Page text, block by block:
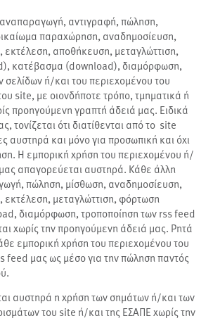
αντιγραφή, πώληση,
παραχώρηση, αναδημοσίευση,
εκτέλεση, αποθήκευση, μεταγλώττιση,
κατέβασμα (download), διαμόρφωση,
σελίδων ή/και του περιεχομένου του
site, με οιονδήποτε τρόπο, τμηματικά ή
προηγούμενη γραπτή άδειά μας. Ειδικά
τονίζεται ότι διατίθενται από το site
αυστηρά και μόνο για προσωπική και όχι
Η εμπορική χρήση του περιεχομένου ή/
απαγορεύεται αυστηρά. Κάθε άλλη
πώληση, μίσθωση, αναδημοσίευση,
εκτέλεση, μεταγλώττιση, φόρτωση
διαμόρφωση, τροποποίηση των rss feed
χωρίς την προηγούμενη άδειά μας. Ρητά
εμπορική χρήση του περιεχομένου του
feed μας ως μέσο για την πώληση παντός
αυστηρά η χρήση των σημάτων ή/και των
του site ή/και της ΕΣΑΠΕ χωρίς την